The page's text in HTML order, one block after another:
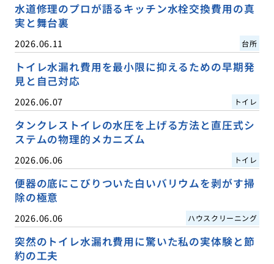
水道修理のプロが語るキッチン水栓交換費用の真
実と舞台裏
2026.06.11 台所
トイレ水漏れ費用を最小限に抑えるための早期発
見と自己対応
2026.06.07 トイレ
タンクレストイレの水圧を上げる方法と直圧式シ
ステムの物理的メカニズム
2026.06.06 トイレ
便器の底にこびりついた白いバリウムを剥がす掃
除の極意
2026.06.06 ハウスクリーニング
突然のトイレ水漏れ費用に驚いた私の実体験と節
約の工夫